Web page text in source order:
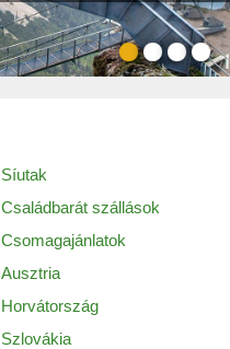
Síutak
Családbarát szállások
Csomagajánlatok
Ausztria
Horvátország
Szlovákia